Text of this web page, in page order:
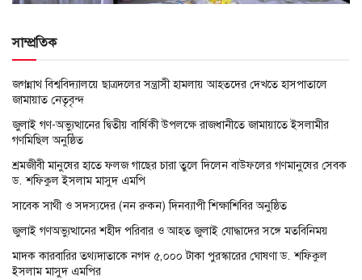
সাম্প্রতিক
জগন্নাথ বিশ্ববিদ্যালয়ে ছাত্রদলের সন্ত্রাসী হামলায় আহতদের দেখতে হাসপাতালে
জামায়াত নেতৃবৃন্দ
জুলাই গণ-অভ্যুত্থানের দ্বিতীয় বার্ষিকী উপলক্ষে রাজধানীতে জামায়াতে ইসলামীর
গণমিছিল অনুষ্ঠিত
শ্রমজীবী মানুষের হাতে ফলজ গাছের চারা তুলে দিলেন বাউফলের গণমানুষের সেবক
ড. শফিকুল ইসলাম মাসুদ এমপি
সাবেক সাথী ও সদস্যদের (নন রুকন) দিনব্যাপী শিক্ষাশিবির অনুষ্ঠিত
জুলাই গণঅভ্যুত্থানের শহীদ পরিবার ও আহত জুলাই যোদ্ধাদের সঙ্গে মতবিনিময়
মাদক কারবারির তথ্যদাতাকে নগদ ৫,০০০ টাকা পুরস্কারের ঘোষণা ড. শফিকুল
ইসলাম মাসুদ এমপির